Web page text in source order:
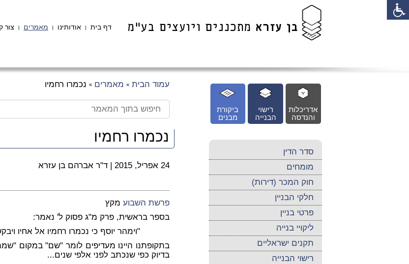
דף בית | אודותינו | מאמרים | צור
עמוד הבית » מאמרים » נכמרו רחמיו
נכמרו רחמיו
24 אפריל, 2015 | ד"ר אברהם בן עזרא
פרשת השבוע מקץ
בספר בראשית, פרק מ"ג פסוק ל' נאמר:
"וימהר יוסף כי נכמרו רחמיו אל אחיו
בתקופתנו היינו מעדיפים לומר "שם" במקום
בדיוק כפי שנכתב לפני אלפי שנים...
ביקורת
מבנים
רישוי
הבנייה
אדריכלות
והנדסה
סדר הדין
מומחים
חוק המכר (דירות)
חלקי הבניין
פרטי בניין
ליקויי בנייה
תקנים ישראליים
רישוי הבנייה